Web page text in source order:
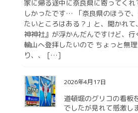
家に帰る途中に奈良県に寄ってくれ
しかったです… 「奈良県のほうで
たいところはある？」と、聞かれて
神神社』が浮かんだんですけど、行
輪山へ登拝したいので ちょっと無
り、、 […]
2026年4月17日
道頓堀のグリコの看板
でしたが見れて感激し